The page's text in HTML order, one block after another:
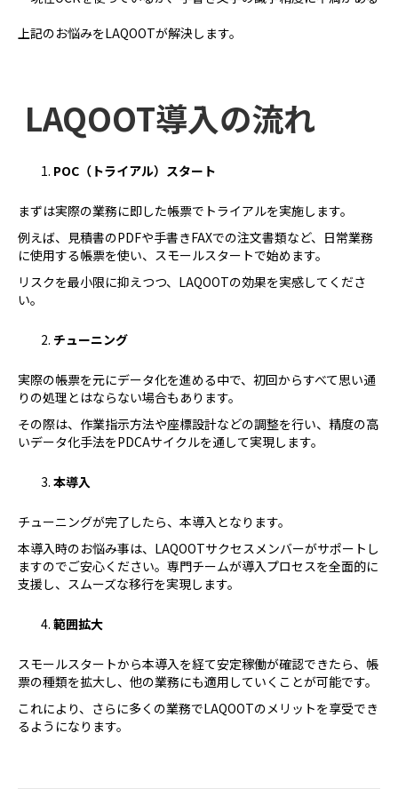
上記のお悩みをLAQOOTが解決します。
LAQOOT導入の流れ
POC（トライアル）スタート
まずは実際の業務に即した帳票でトライアルを実施します。
例えば、見積書のPDFや手書きFAXでの注文書類など、日常業務
に使用する帳票を使い、スモールスタートで始めます。
リスクを最小限に抑えつつ、LAQOOTの効果を実感してくださ
い。
チューニング
実際の帳票を元にデータ化を進める中で、初回からすべて思い通
りの処理とはならない場合もあります。
その際は、作業指示方法や座標設計などの調整を行い、精度の高
いデータ化手法をPDCAサイクルを通して実現します。
本導入
チューニングが完了したら、本導入となります。
本導入時のお悩み事は、LAQOOTサクセスメンバーがサポートし
ますのでご安心ください。専門チームが導入プロセスを全面的に
支援し、スムーズな移行を実現します。
範囲拡大
スモールスタートから本導入を経て安定稼働が確認できたら、帳
票の種類を拡大し、他の業務にも適用していくことが可能です。
これにより、さらに多くの業務でLAQOOTのメリットを享受でき
るようになります。